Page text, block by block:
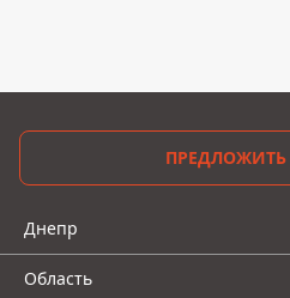
ПРЕДЛОЖИТЬ
Днепр
Область